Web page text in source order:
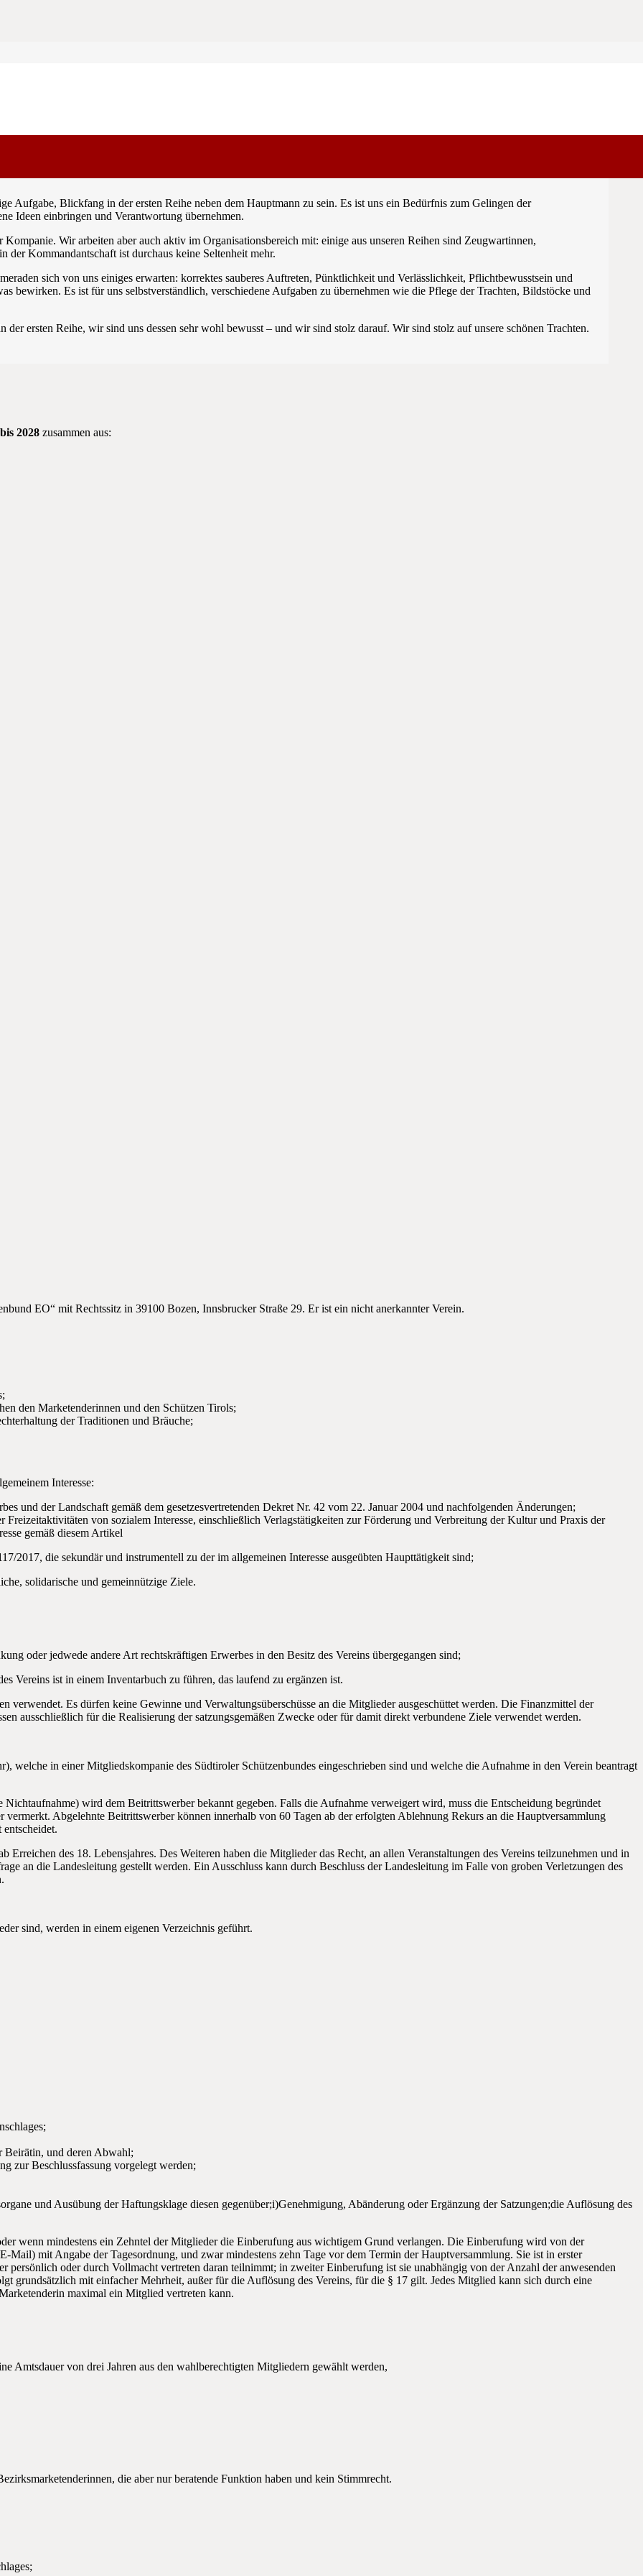
Aufgabe, Blickfang in der ersten Reihe neben dem Hauptmann zu sein. Es ist uns ein Bedürfnis zum Gelingen der
Ideen einbringen und Verantwortung übernehmen.
Kompanie. Wir arbeiten aber auch aktiv im Organisationsbereich mit: einige aus unseren Reihen sind Zeugwartinnen,
der Kommandantschaft ist durchaus keine Seltenheit mehr.
sich von uns einiges erwarten: korrektes sauberes Auftreten, Pünktlichkeit und Verlässlichkeit, Pflichtbewusstsein und
bewirken. Es ist für uns selbstverständlich, verschiedene Aufgaben zu übernehmen wie die Pflege der Trachten, Bildstöcke und
der ersten Reihe, wir sind uns dessen sehr wohl bewusst – und wir sind stolz darauf. Wir sind stolz auf unsere schönen Trachten.
2028 zusammen aus:
EO“ mit Rechtssitz in 39100 Bozen, Innsbrucker Straße 29. Er ist ein nicht anerkannter Verein.
den Marketenderinnen und den Schützen Tirols;
der Traditionen und Bräuche;
Interesse:
und der Landschaft gemäß dem gesetzesvertretenden Dekret Nr. 42 vom 22. Januar 2004 und nachfolgenden Änderungen;
von sozialem Interesse, einschließlich Verlagstätigkeiten zur Förderung und Verbreitung der Kultur und Praxis der
gemäß diesem Artikel
2017, die sekundär und instrumentell zu der im allgemeinen Interesse ausgeübten Haupttätigkeit sind;
solidarische und gemeinnützige Ziele.
oder jedwede andere Art rechtskräftigen Erwerbes in den Besitz des Vereins übergegangen sind;
Vereins ist in einem Inventarbuch zu führen, das laufend zu ergänzen ist.
verwendet. Es dürfen keine Gewinne und Verwaltungsüberschüsse an die Mitglieder ausgeschüttet werden. Die Finanzmittel der
ausschließlich für die Realisierung der satzungsgemäßen Zwecke oder für damit direkt verbundene Ziele verwendet werden.
welche in einer Mitgliedskompanie des Südtiroler Schützenbundes eingeschrieben sind und welche die Aufnahme in den Verein beantragt
wird dem Beitrittswerber bekannt gegeben. Falls die Aufnahme verweigert wird, muss die Entscheidung begründet
Abgelehnte Beitrittswerber können innerhalb von 60 Tagen ab der erfolgten Ablehnung Rekurs an die Hauptversammlung
des 18. Lebensjahres. Des Weiteren haben die Mitglieder das Recht, an allen Veranstaltungen des Vereins teilzunehmen und in
an die Landesleitung gestellt werden. Ein Ausschluss kann durch Beschluss der Landesleitung im Falle von groben Verletzungen des
sind, werden in einem eigenen Verzeichnis geführt.
Beirätin, und deren Abwahl;
zur Beschlussfassung vorgelegt werden;
und Ausübung der Haftungsklage diesen gegenüber;i)Genehmigung, Abänderung oder Ergänzung der Satzungen;die Auflösung des
wenn mindestens ein Zehntel der Mitglieder die Einberufung aus wichtigem Grund verlangen. Die Einberufung wird von der
mit Angabe der Tagesordnung, und zwar mindestens zehn Tage vor dem Termin der Hauptversammlung. Sie ist in erster
oder durch Vollmacht vertreten daran teilnimmt; in zweiter Einberufung ist sie unabhängig von der Anzahl der anwesenden
grundsätzlich mit einfacher Mehrheit, außer für die Auflösung des Vereins, für die § 17 gilt. Jedes Mitglied kann sich durch eine
maximal ein Mitglied vertreten kann.
Amtsdauer von drei Jahren aus den wahlberechtigten Mitgliedern gewählt werden,
die aber nur beratende Funktion haben und kein Stimmrecht.